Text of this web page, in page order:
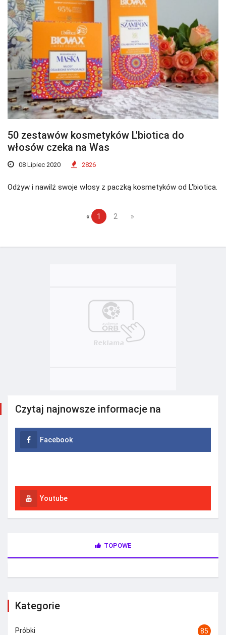
50 zestawów kosmetyków L'biotica do
włosów czeka na Was
08 Lipiec 2020 2826
Odżyw i nawilż swoje włosy z paczką kosmetyków od L'biotica.
« 1 2 »
Czytaj najnowsze informacje na
Facebook
Youtube
TOPOWE
Kategorie
Próbki 85